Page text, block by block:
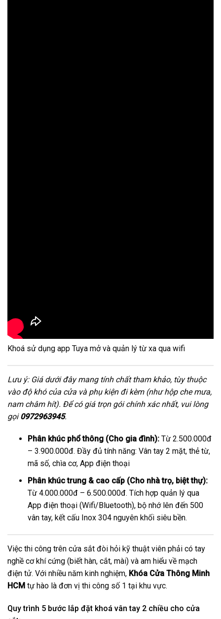
Khoá sử dụng app Tuya mở và quản lý từ xa qua wifi
Lưu ý: Giá dưới đây mang tính chất tham khảo, tùy thuộc
vào độ khó của cửa và phụ kiện đi kèm (như hộp che mưa,
nam châm hít). Để có giá trọn gói chính xác nhất, vui lòng
gọi0972963945.
Phân khúc phổ thông (Cho gia đình):Từ 2.500.000đ
– 3.900.000đ. Đầy đủ tính năng: Vân tay 2 mặt, thẻ từ,
mã số, chìa cơ, App điện thoại
Phân khúc trung & cao cấp (Cho nhà trọ, biệt thự):
Từ 4.000.000đ – 6.500.000đ. Tích hợp quản lý qua
App điện thoại (Wifi/Bluetooth), bộ nhớ lên đến 500
vân tay, kết cấu Inox 304 nguyên khối siêu bền.
Việc thi công trên cửa sắt đòi hỏi kỹ thuật viên phải có tay
nghề cơ khí cứng (biết hàn, cắt, mài) và am hiểu về mạch
điện tử. Với nhiều năm kinh nghiệm, Khóa Cửa Thông Minh
HCM tự hào là đơn vị thi công số 1 tại khu vực.
Quy trình 5 bước lắp đặt khoá vân tay 2 chiều cho cửa